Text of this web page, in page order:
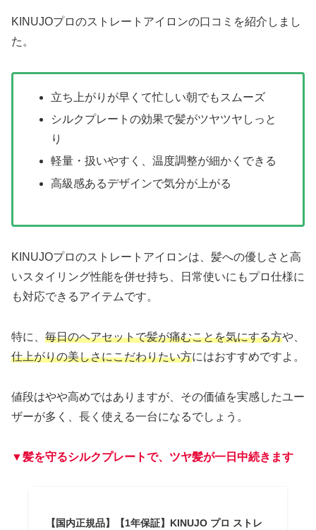
KINUJOプロのストレートアイロンの口コミを紹介しまし
た。
立ち上がりが早くて忙しい朝でもスムーズ
シルクプレートの効果で髪がツヤツヤしっと
り
軽量・扱いやすく、温度調整が細かくできる
高級感あるデザインで気分が上がる
KINUJOプロのストレートアイロンは、髪への優しさと高
いスタイリング性能を併せ持ち、日常使いにもプロ仕様に
も対応できるアイテムです。
特に、 毎日のヘアセットで髪が痛むことを気にする方や、
仕上がりの美しさにこだわりたい方にはおすすめですよ。
値段はやや高めではありますが、その価値を実感したユー
ザーが多く、長く使える一台になるでしょう。
▼髪を守るシルクプレートで、ツヤ髪が一日中続きます
【国内正規品】【1年保証】KINUJO プロ ストレ